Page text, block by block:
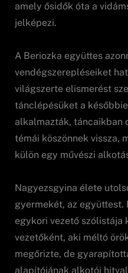
amely ősidők óta a
jelképezi.
A Beriozka együttes
vendégszerepléseiket
világszerte elismerést
tánclépésüket a
alkalmazták, táncaikban
témái köszönnek vissza,
külön egy művészi
Nagyezsgyina élete
gyermekét, az együttest.
egykori vezető szólistája
vezetőként, aki méltó
megőrizte, de
alapítójának alkotói